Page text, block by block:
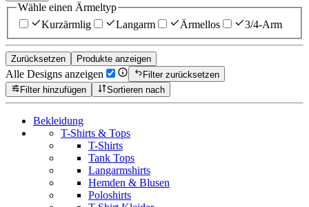
Wähle einen Ärmeltyp
Kurzärmlig
Langarm Ärmellos 3/4-Arm
Zurücksetzen Produkte anzeigen
Alle Designs anzeigen
Filter zurücksetzen
Filter hinzufügen
Sortieren nach
Bekleidung
T-Shirts & Tops
T-Shirts
Tank Tops
Langarmshirts
Hemden & Blusen
Poloshirts